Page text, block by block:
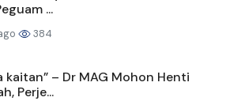
...
384
kaitan” – Dr MAG Mohon Henti
Perje...